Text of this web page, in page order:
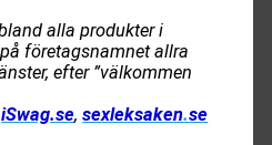
alla produkter i
företagsnamnet allra
efter ”välkommen
iSwag.se,sexleksaken.se